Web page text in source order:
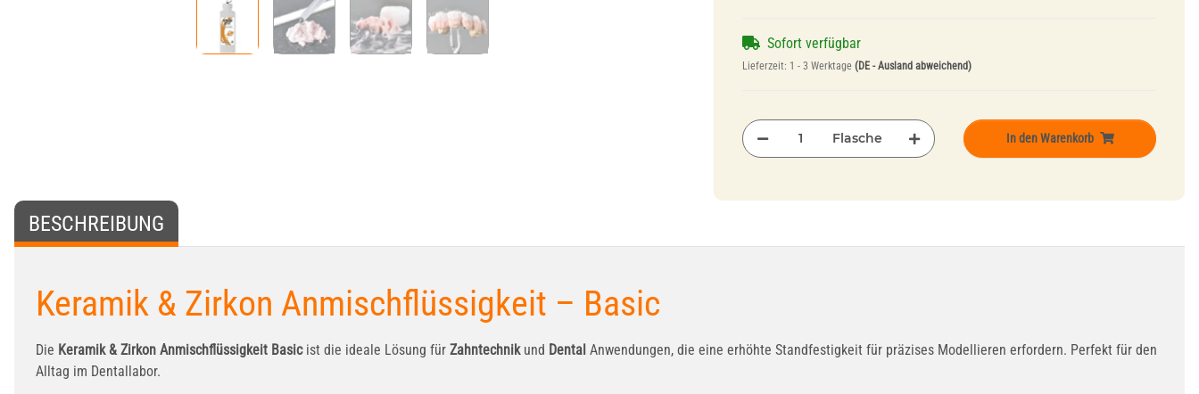
Sofort verfügbar
Lieferzeit: 1 - 3 Werktage (DE - Ausland abweichend)
Flasche In den Warenkorb
BESCHREIBUNG
Keramik & Zirkon Anmischflüssigkeit – Basic
Die Keramik & Zirkon Anmischflüssigkeit Basicist die ideale Lösung für Zahntechnikund Dental Anwendungen, die eine erhöhte Standfestigkeit für präzises Modellieren erfordern. Perfekt für den
Alltag im Dentallabor.